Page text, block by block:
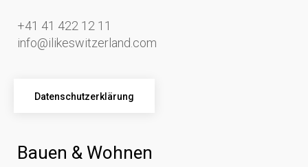
+41 41 422 12 11
info@ilikeswitzerland.com
Datenschutzerklärung
Bauen & Wohnen